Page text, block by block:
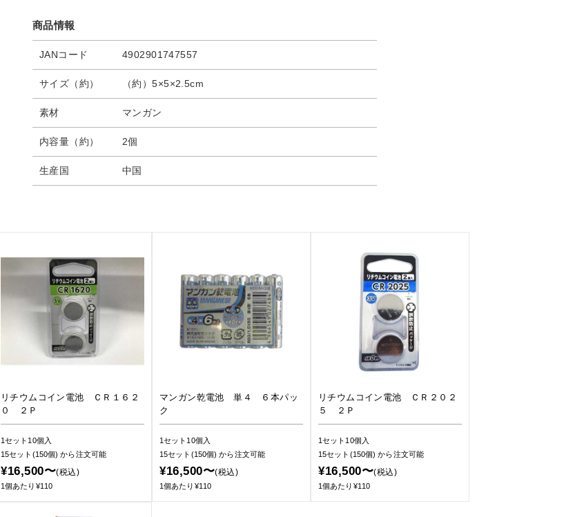
商品情報
JANコード 4902901747557
サイズ（約） （約）5×5×2.5cm
素材 マンガン
内容量（約） 2個
生産国 中国
リチウムコイン電池 ＣＲ１６２
０ ２Ｐ
1セット10個入
15セット(150個)から注文可能
¥16,500〜(税込)
1個あたり¥110
マンガン乾電池 単４ ６本パッ
ク
1セット10個入
15セット(150個)から注文可能
¥16,500〜(税込)
1個あたり¥110
リチウムコイン電池 ＣＲ２０２
５ ２Ｐ
1セット10個入
15セット(150個)から注文可能
¥16,500〜(税込)
1個あたり¥110